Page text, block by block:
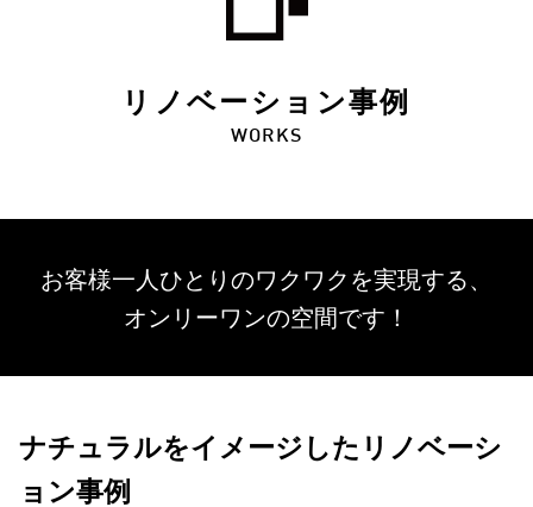
リノベーション事例
WORKS
お客様一人ひとりのワクワクを実現する、
オンリーワンの空間です！
ナチュラルをイメージしたリノベーシ
ョン事例